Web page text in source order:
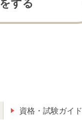
する
資格・試験ガイド